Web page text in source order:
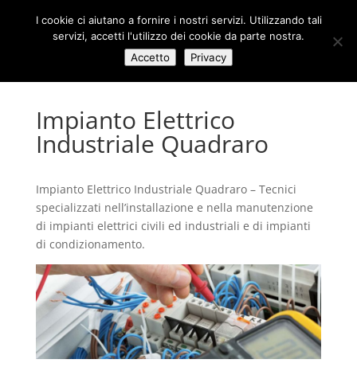
Impianto Elettrico
Industriale Quadraro
Impianto Elettrico Industriale Quadraro – Tecnici
specializzati nell’installazione e nella manutenzione
di impianti elettrici civili ed industriali e di impianti
di condizionamento.
I cookie ci aiutano a fornire i nostri servizi. Utilizzando tali
servizi, accetti l'utilizzo dei cookie da parte nostra.
Accetto
Privacy